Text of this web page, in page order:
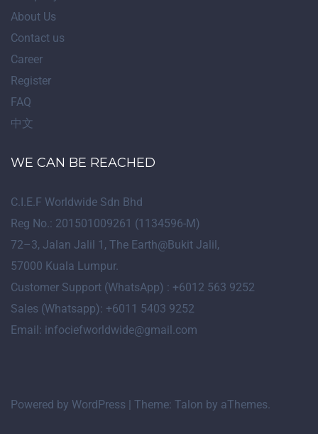
About Us
Contact us
Career
Register
FAQ
中文
WE CAN BE REACHED
C.I.E.F Worldwide Sdn Bhd
Reg No.: 201501009261 (1134596-M)
72–3, Jalan Jalil 1, The Earth@Bukit Jalil,
57000 Kuala Lumpur.
Customer Support (WhatsApp) : +6012 563 9252
Sales (Whatsapp): +6011 5403 9252
Email: infociefworldwide@gmail.com
Powered by WordPress | Theme: Talon by aThemes.